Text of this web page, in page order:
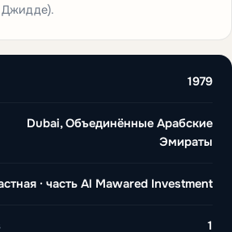
Джидде).
1979
Dubai, Объединённые Арабские
Эмираты
· часть Al Mawared Investment
1